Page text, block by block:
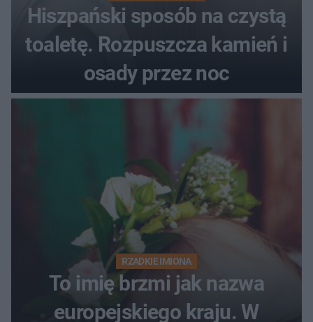
Hiszpański sposób na czystą
toaletę. Rozpuszcza kamień i
osady przez noc
RZADKIE IMIONA
To imię brzmi jak nazwa
europejskiego kraju. W